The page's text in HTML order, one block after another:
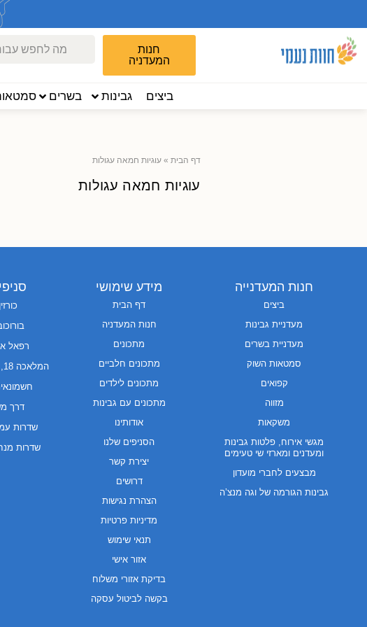
חנות
המעדניה
ביצים גבינות בשרים
דף הבית »עוגיות חמאה עגולות
עוגיות חמאה עגולות
חנות המעדנייה
ביצים
מעדניית גבינות
מעדניית בשרים
סמטאות השוק
קפואים
מזווה
משקאות
מגשי אירוח, פלטות גבינות
ומעדנים ומארזי שי טעימים
מבצעים לחברי מועדון
גבינות הגורמה של וגה מנצ’ה
מידע שימושי
דף הבית
חנות המעדניה
מתכונים
מתכונים חלביים
מתכונים לילדים
מתכונים עם גבינות
אודותינו
הסניפים שלנו
יצירת קשר
דרושים
הצהרת נגישות
מדיניות פרטיות
תנאי שימוש
אזור אישי
בדיקת אזורי משלוח
בקשה לביטול עסקה
כורזין 5, גבעתיים
בורוכוב 54,
רפאל איתן 1
המלאכה 18, אזור התעשיה רעננה
חשמונאים 107,
דרך משה
שדרות עמק
שדרות מנחם